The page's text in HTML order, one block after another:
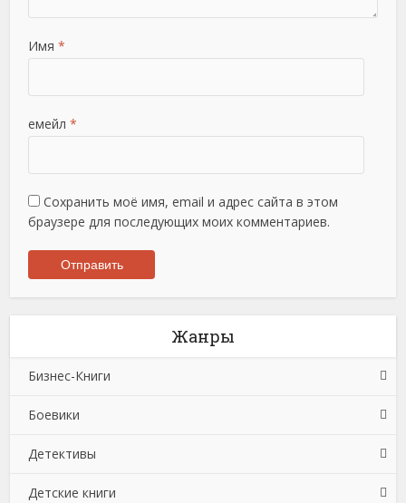
Имя *
емейл *
Сохранить моё имя, email и адрес сайта в этом
браузере для последующих моих комментариев.
Жанры
Бизнес-Книги
Банковское дело
Бухучет, налогообложение, аудит
Делопроизводство
Боевики
Боевики: Прочее
Криминальные боевики
Детективы
Зарубежные детективы
Детские книги